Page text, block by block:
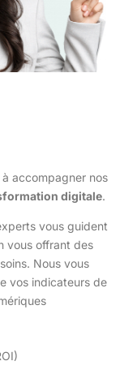
à accompagner nos
digitale.
vous guident
vous offrant des
Nous vous
vos indicateurs de